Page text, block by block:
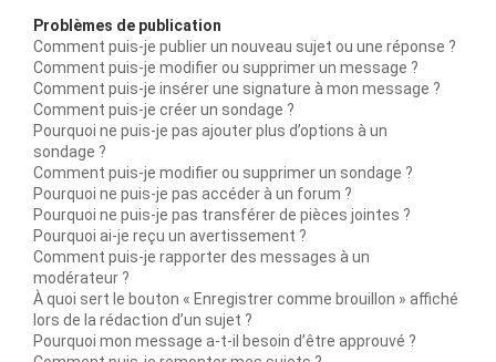
Problèmes de publication
Comment puis-je publier un nouveau sujet ou une réponse ?
Comment puis-je modifier ou supprimer un message ?
Comment puis-je insérer une signature à mon message ?
Comment puis-je créer un sondage ?
Pourquoi ne puis-je pas ajouter plus d’options à un
sondage ?
Comment puis-je modifier ou supprimer un sondage ?
Pourquoi ne puis-je pas accéder à un forum ?
Pourquoi ne puis-je pas transférer de pièces jointes ?
Pourquoi ai-je reçu un avertissement ?
Comment puis-je rapporter des messages à un
modérateur ?
À quoi sert le bouton « Enregistrer comme brouillon » affiché
lors de la rédaction d’un sujet ?
Pourquoi mon message a-t-il besoin d’être approuvé ?